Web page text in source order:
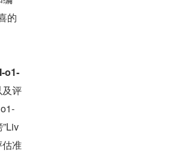
的
o1-
评
准